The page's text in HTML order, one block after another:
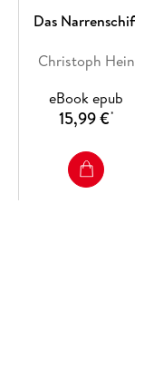
Das Narrenschiff
Christoph Hein
eBook epub
15,99 €*